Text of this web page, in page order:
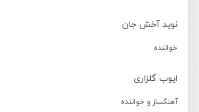
نوید آخش جان
خواننده
ایوب گلزاری
آهنگساز و خواننده